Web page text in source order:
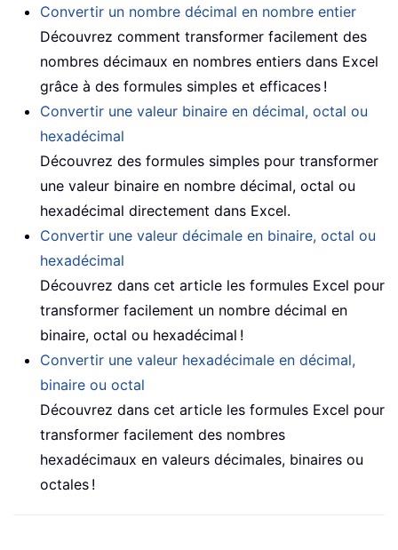
Convertir un nombre décimal en nombre entier
Découvrez comment transformer facilement des
nombres décimaux en nombres entiers dans Excel
grâce à des formules simples et efficaces !
Convertir une valeur binaire en décimal, octal ou
hexadécimal
Découvrez des formules simples pour transformer
une valeur binaire en nombre décimal, octal ou
hexadécimal directement dans Excel.
Convertir une valeur décimale en binaire, octal ou
hexadécimal
Découvrez dans cet article les formules Excel pour
transformer facilement un nombre décimal en
binaire, octal ou hexadécimal !
Convertir une valeur hexadécimale en décimal,
binaire ou octal
Découvrez dans cet article les formules Excel pour
transformer facilement des nombres
hexadécimaux en valeurs décimales, binaires ou
octales !